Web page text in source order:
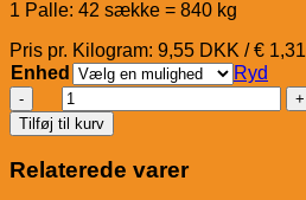
1 Palle: 42 sække = 840 kg
Pris pr. Kilogram: 9,55 DKK / € 1,31
Enhed
Ryd
Hippolyt
International
Sports
Champions
Tilføj til kurv
Relaterede varer